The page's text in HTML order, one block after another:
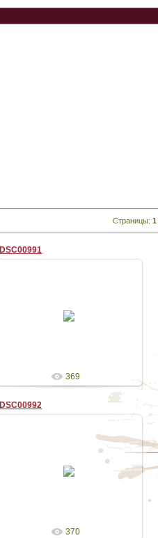
Страницы: 1
DSC00991
369
DSC00992
370